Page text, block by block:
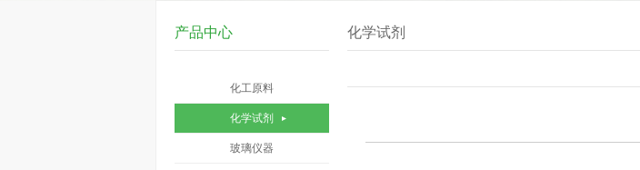
产品中心
化工原料
化学试剂
玻璃仪器
化学试剂